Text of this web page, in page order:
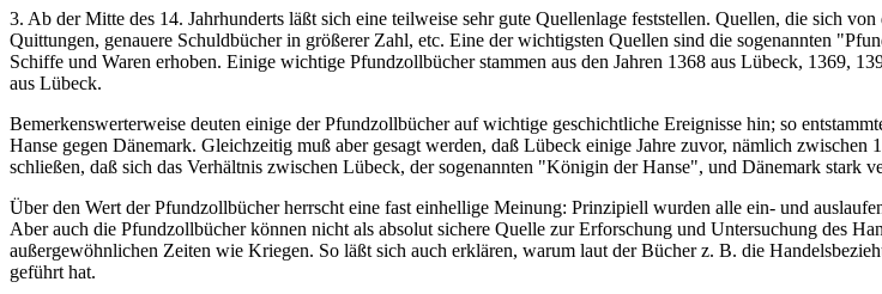
3. Ab der Mitte des 14. Jahrhunderts läßt sich eine teilweise sehr gute Quellenlage feststellen. Quellen, die sich
Quittungen, genauere Schuldbücher in größerer Zahl, etc. Eine der wichtigsten Quellen sind die sogenannten
Schiffe und Waren erhoben. Einige wichtige Pfundzollbücher stammen aus den Jahren 1368 aus Lübeck, 1369,
aus Lübeck.
Bemerkenswerterweise deuten einige der Pfundzollbücher auf wichtige geschichtliche Ereignisse hin; so
Hanse gegen Dänemark. Gleichzeitig muß aber gesagt werden, daß Lübeck einige Jahre zuvor, nämlich
schließen, daß sich das Verhältnis zwischen Lübeck, der sogenannten "Königin der Hanse", und Dänemark stark
Über den Wert der Pfundzollbücher herrscht eine fast einhellige Meinung: Prinzipiell wurden alle ein- und
Aber auch die Pfundzollbücher können nicht als absolut sichere Quelle zur Erforschung und Untersuchung des
außergewöhnlichen Zeiten wie Kriegen. So läßt sich auch erklären, warum laut der Bücher z. B. die
geführt hat.